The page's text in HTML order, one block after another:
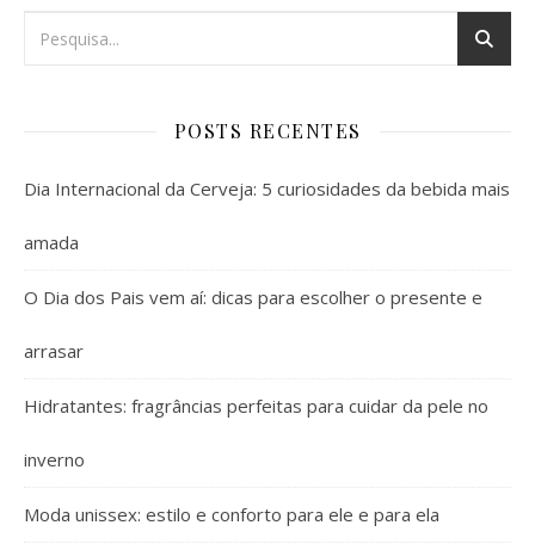
POSTS RECENTES
Dia Internacional da Cerveja: 5 curiosidades da bebida mais
amada
O Dia dos Pais vem aí: dicas para escolher o presente e
arrasar
Hidratantes: fragrâncias perfeitas para cuidar da pele no
inverno
Moda unissex: estilo e conforto para ele e para ela